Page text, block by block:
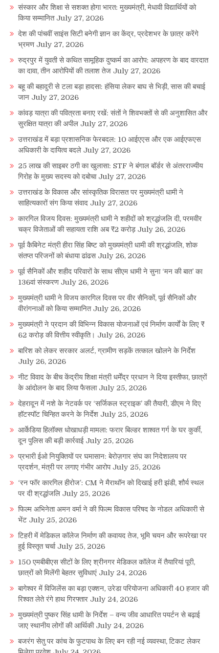
संस्कार और शिक्षा से सशक्त होगा भारत: मुख्यमंत्री, मेधावी विद्यार्थियों को
किया सम्मानित July 27, 2026
देश की पांचवीं साइंस सिटी बनेगी ज्ञान का केंद्र, प्रदेशभर के छात्र करेंगे
भ्रमण July 27, 2026
रुद्रपुर में युवती से कथित सामूहिक दुष्कर्म का आरोप: अपहरण के बाद वारदात
का दावा, तीन आरोपियों की तलाश तेज July 27, 2026
बहू की बहादुरी से टला बड़ा हादसा: हंसिया लेकर बाघ से भिड़ी, सास की बचाई
जान July 27, 2026
कांवड़ यात्रा की पवित्रता बनाए रखें: संतों ने शिवभक्तों से की अनुशासित और
सुरक्षित यात्रा की अपील July 27, 2026
उत्तराखंड में बड़ा प्रशासनिक फेरबदल: 10 आईएएस और एक आईएफएस
अधिकारी के दायित्व बदले July 27, 2026
25 लाख की साइबर ठगी का खुलासा: STF ने बंगाल बॉर्डर से अंतरराज्यीय
गिरोह के मुख्य सदस्य को दबोचा July 27, 2026
उत्तराखंड के विकास और सांस्कृतिक विरासत पर मुख्यमंत्री धामी ने
साहित्यकारों संग किया संवाद July 27, 2026
कारगिल विजय दिवस: मुख्यमंत्री धामी ने शहीदों को श्रद्धांजलि दी, परमवीर
चक्र विजेताओं की सहायता राशि अब ₹2 करोड़ July 26, 2026
पूर्व कैबिनेट मंत्री हीरा सिंह बिष्ट को मुख्यमंत्री धामी की श्रद्धांजलि, शोक
संतप्त परिजनों को बंधाया ढांढस July 26, 2026
पूर्व सैनिकों और शहीद परिवारों के साथ सीएम धामी ने सुना ‘मन की बात’ का
136वां संस्करण July 26, 2026
मुख्यमंत्री धामी ने विजय कारगिल दिवस पर वीर सैनिकों, पूर्व सैनिकों और
वीरांगनाओं को किया सम्मानित July 26, 2026
मुख्यमंत्री ने प्रदान की विभिन्न विकास योजनाओं एवं निर्माण कार्यों के लिए ₹
62 करोड़ की वित्तीय स्वीकृति। July 26, 2026
बारिश को लेकर सरकार अलर्ट, ग्रामीण सड़कें तत्काल खोलने के निर्देश
July 26, 2026
नीट विवाद के बीच केंद्रीय शिक्षा मंत्री धर्मेंद्र प्रधान ने दिया इस्तीफा, छात्रों
के आंदोलन के बाद लिया फैसला July 25, 2026
देहरादून में नशे के नेटवर्क पर ‘सर्जिकल स्ट्राइक’ की तैयारी, डीएम ने दिए
हॉटस्पॉट चिन्हित करने के निर्देश July 25, 2026
आर्केडिया हिलॉक्स धोखाधड़ी मामला: फरार बिल्डर शाश्वत गर्ग के घर कुर्की,
दून पुलिस की बड़ी कार्रवाई July 25, 2026
प्रभारी ईओ नियुक्तियों पर घमासान: बेरोज़गार संघ का निदेशालय पर
प्रदर्शन, मंत्री पर लगाए गंभीर आरोप July 25, 2026
‘रन फॉर कारगिल हीरोज’: CM ने मैराथॉन को दिखाई हरी झंडी, शौर्य स्थल
पर दी श्रद्धांजलि July 25, 2026
फिल्म अभिनेता अमन वर्मा ने की फिल्म विकास परिषद के नोडल अधिकारी से
भेंट July 25, 2026
टिहरी में मेडिकल कॉलेज निर्माण की कवायद तेज, भूमि चयन और रूपरेखा पर
हुई विस्तृत चर्चा July 25, 2026
150 एमबीबीएस सीटों के लिए श्रीनगर मेडिकल कॉलेज में तैयारियां पूरी,
छात्रों को मिलेंगी बेहतर सुविधाएं July 24, 2026
बागेश्वर में विजिलेंस का बड़ा एक्शन, उरेडा परियोजना अधिकारी 40 हजार की
रिश्वत लेते रंगे हाथ गिरफ्तार July 24, 2026
मुख्यमंत्री पुष्कर सिंह धामी के निर्देश – वन्य जीव आधारित पयर्टन से बढ़ाई
जाए स्थानीय लोगों की आर्थिकी July 24, 2026
बजरंग सेतु पर कांच के फुटपाथ के लिए बन रही नई व्यवस्था, टिकट लेकर